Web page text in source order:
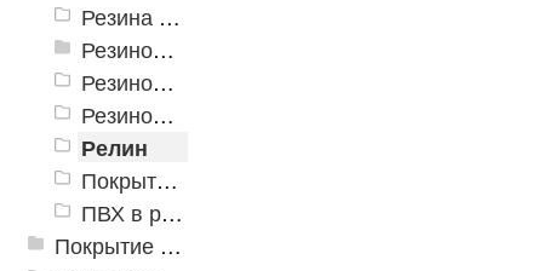
Резина в рулонах «Автодорога»
Резиновые дорожки (Китай)
Резиновые дорожки ГОСТ (Россия)
Резиновая дорожка «Квадраты»
Релин
Покрытие резиновое в рулоне COMFORTWAY
ПВХ в рулонах
Покрытие из резиновой крошки